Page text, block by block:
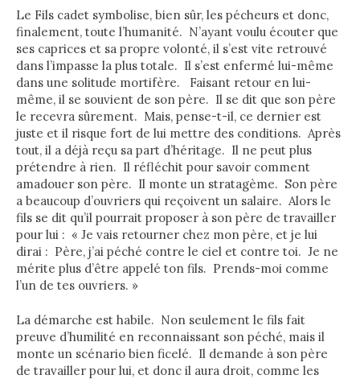
Le Fils cadet symbolise, bien sûr, les pécheurs et donc,
finalement, toute l’humanité. N’ayant voulu écouter que
ses caprices et sa propre volonté, il s’est vite retrouvé
dans l’impasse la plus totale. Il s’est enfermé lui-même
dans une solitude mortifère. Faisant retour en lui-
même, il se souvient de son père. Il se dit que son père
le recevra sûrement. Mais, pense-t-il, ce dernier est
juste et il risque fort de lui mettre des conditions. Après
tout, il a déjà reçu sa part d’héritage. Il ne peut plus
prétendre à rien. Il réfléchit pour savoir comment
amadouer son père. Il monte un stratagème. Son père
a beaucoup d’ouvriers qui reçoivent un salaire. Alors le
fils se dit qu’il pourrait proposer à son père de travailler
pour lui : « Je vais retourner chez mon père, et je lui
dirai : Père, j’ai péché contre le ciel et contre toi. Je ne
mérite plus d’être appelé ton fils. Prends-moi comme
l’un de tes ouvriers. »
La démarche est habile. Non seulement le fils fait
preuve d’humilité en reconnaissant son péché, mais il
monte un scénario bien ficelé. Il demande à son père
de travailler pour lui, et donc il aura droit, comme les